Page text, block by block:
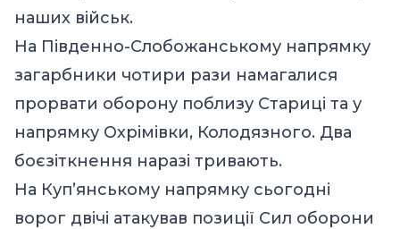
наших військ.
На Південно-Слобожанському напрямку
загарбники чотири рази намагалися
прорвати оборону поблизу Стариці та у
напрямку Охрімівки, Колодязного. Два
боєзіткнення наразі тривають.
На Куп’янському напрямку сьогодні
ворог двічі атакував позиції Сил оборони